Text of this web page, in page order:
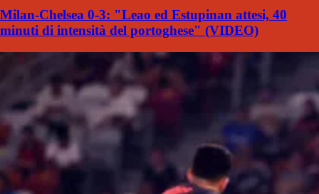
Milan-Chelsea 0-3: "Leao ed Estupinan attesi, 40
minuti di intensità del portoghese" (VIDEO)